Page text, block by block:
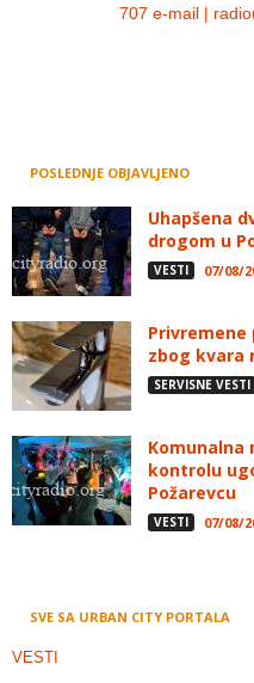
707 e-mail |
POSLEDNJE OBJAVLJENO
Uhapšena
drogom u
VESTI 07/08/
Privremene
zbog kvara
SERVISNE VESTI
Komunalna
kontrolu
Požarevcu
VESTI 07/08/
SVE SA URBAN CITY PORTALA
VESTI